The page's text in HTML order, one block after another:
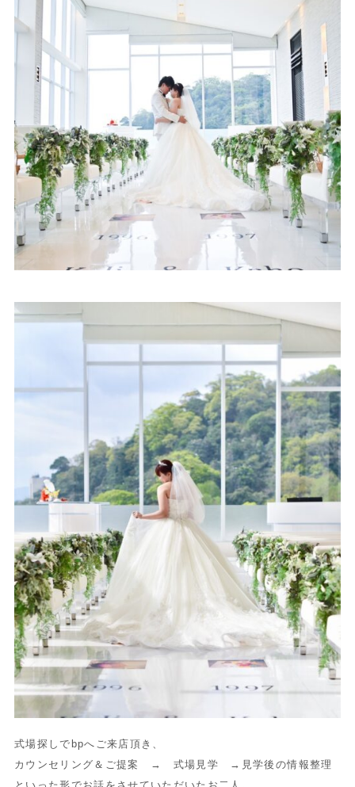
式場探しでbpへご来店頂き、
カウンセリング＆ご提案 → 式場見学 →見学後の情報整理